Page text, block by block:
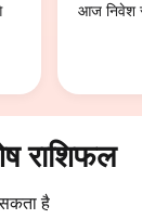
आज निवेश
राशिफल
है